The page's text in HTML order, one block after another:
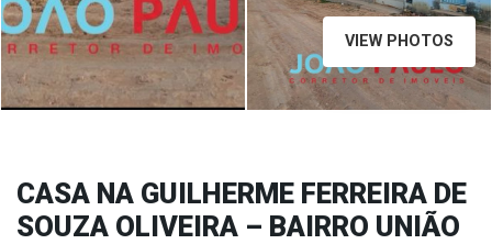
VIEW PHOTOS
CASA NA GUILHERME FERREIRA DE
SOUZA OLIVEIRA – BAIRRO UNIÃO